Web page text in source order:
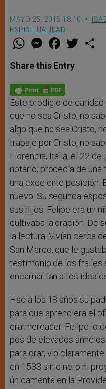
MAYO 25, 2015 18:10
ESPIRITUALIDAD
W
t
s
p
p
M
e
s
e
g
e
r
F
a
e
b
o
k
w
Share this Entry
Este prodigio de caridad
que no sea Cristo, no
algo que no sea Cristo,
trabaje por Cristo, no
Florencia, Italia, el 22 de
notario; procedía de una
una excelente posición.
nuevo. Su segunda
sus hijos. Felipe era un
cultivaba la oración. De
la lectura. Vivían cerca
San Marco, que le
testimonio de los frailes
encarnar tan altos
Hacia los 18 años su
para que aprendiera el
era mercader. Felipe lo
pos de elevados
para orar, vio
en 1533 sin dinero ni
únicamente en la